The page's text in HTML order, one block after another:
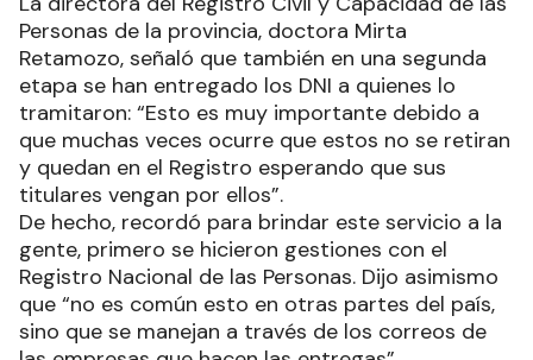
Personas de la provincia, doctora Mirta
Retamozo, señaló que también en una segunda
etapa se han entregado los DNI a quienes lo
tramitaron: “Esto es muy importante debido a
que muchas veces ocurre que estos no se retiran
y quedan en el Registro esperando que sus
titulares vengan por ellos”.
De hecho, recordó para brindar este servicio a la
gente, primero se hicieron gestiones con el
Registro Nacional de las Personas. Dijo asimismo
que “no es común esto en otras partes del país,
sino que se manejan a través de los correos de